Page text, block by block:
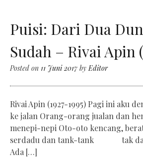
Puisi: Dari Dua
Sudah – Rivai Apin
Posted on 11 Juni 2017byEditor
Rivai Apin (1927-1995) Pagi ini aku
ke jalan Orang-orang jualan dan
menepi-nepi Oto-oto kencang,
serdadu dan tank-tank tak
Ada […]